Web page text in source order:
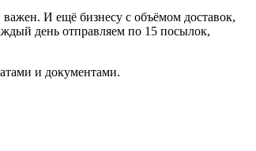
И ещё бизнесу с объёмом доставок,
день отправляем по 15 посылок,
и документами.